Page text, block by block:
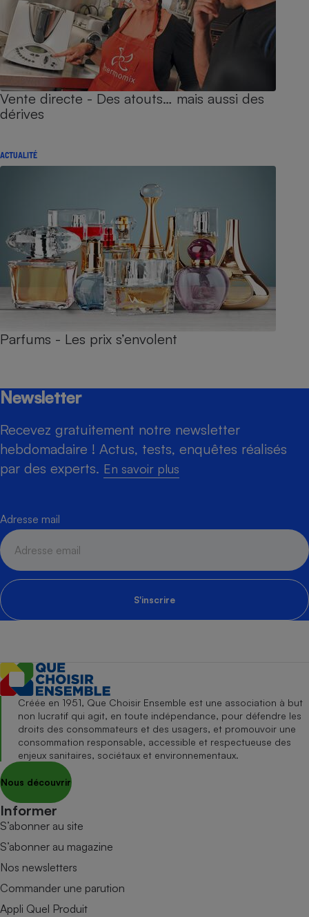
Vente directe - Des atouts… mais aussi des
dérives
ACTUALITÉ
Parfums - Les prix s’envolent
Newsletter
Recevez gratuitement notre newsletter
hebdomadaire ! Actus, tests, enquêtes réalisés
par des experts. En savoir plus
Adresse mail
S'inscrire
Créée en 1951, Que Choisir Ensemble est une association à but
non lucratif qui agit, en toute indépendance, pour défendre les
droits des consommateurs et des usagers, et promouvoir une
consommation responsable, accessible et respectueuse des
enjeux sanitaires, sociétaux et environnementaux.
Nous découvrir
Informer
S’abonner au site
S’abonner au magazine
Nos newsletters
Commander une parution
Appli Quel Produit